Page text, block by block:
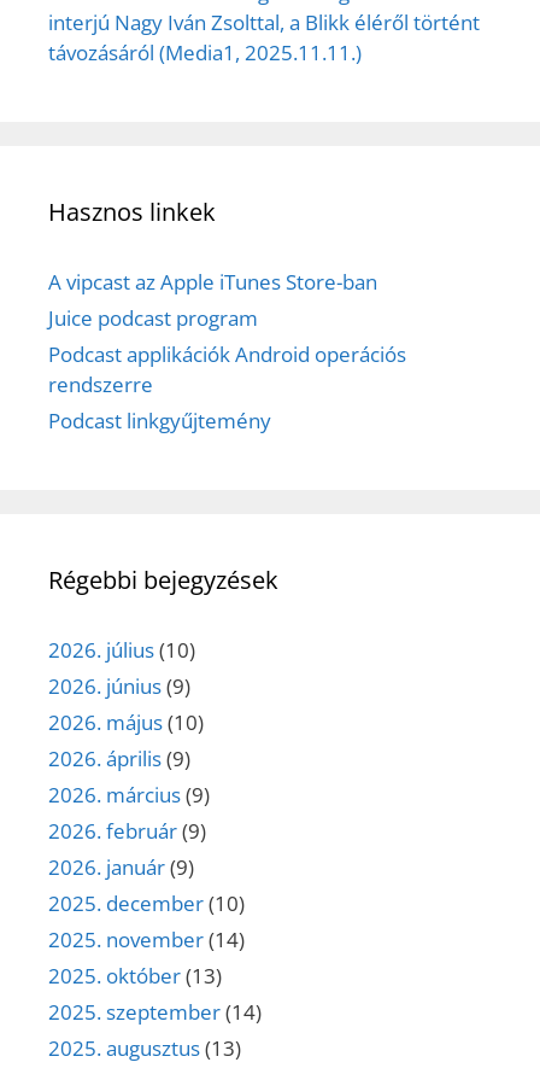
interjú Nagy Iván Zsolttal, a Blikk éléről történt
távozásáról (Media1, 2025.11.11.)
Hasznos linkek
A vipcast az Apple iTunes Store-ban
Juice podcast program
Podcast applikációk Android operációs
rendszerre
Podcast linkgyűjtemény
Régebbi bejegyzések
2026. július(10)
2026. június(9)
2026. május(10)
2026. április(9)
2026. március(9)
2026. február(9)
2026. január(9)
2025. december(10)
2025. november(14)
2025. október(13)
2025. szeptember(14)
2025. augusztus(13)